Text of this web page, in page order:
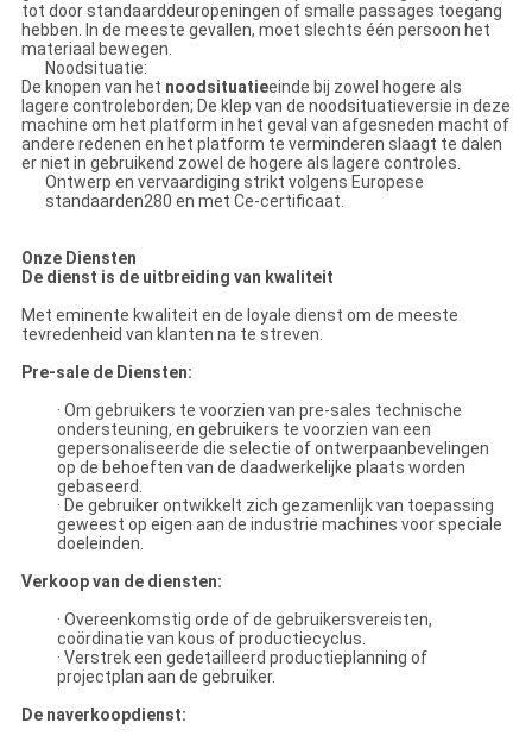
tot door standaarddeuropeningen of smalle passages toegang
hebben. In de meeste gevallen, moet slechts één persoon het
materiaal bewegen.
Noodsituatie:
De knopen van het noodsituatieeinde bij zowel hogere als
lagere controleborden; De klep van de noodsituatieversie in deze
machine om het platform in het geval van afgesneden macht of
andere redenen en het platform te verminderen slaagt te dalen
er niet in gebruikend zowel de hogere als lagere controles.
Ontwerp en vervaardiging strikt volgens Europese
standaarden280 en met Ce-certificaat.
Onze Diensten
De dienst is de uitbreiding van kwaliteit
Met eminente kwaliteit en de loyale dienst om de meeste
tevredenheid van klanten na te streven.
Pre-sale de Diensten:
· Om gebruikers te voorzien van pre-sales technische
ondersteuning, en gebruikers te voorzien van een
gepersonaliseerde die selectie of ontwerpaanbevelingen
op de behoeften van de daadwerkelijke plaats worden
gebaseerd.
· De gebruiker ontwikkelt zich gezamenlijk van toepassing
geweest op eigen aan de industrie machines voor speciale
doeleinden.
Verkoop van de diensten:
· Overeenkomstig orde of de gebruikersvereisten,
coördinatie van kous of productiecyclus.
· Verstrek een gedetailleerd productieplanning of
projectplan aan de gebruiker.
De naverkoopdienst: